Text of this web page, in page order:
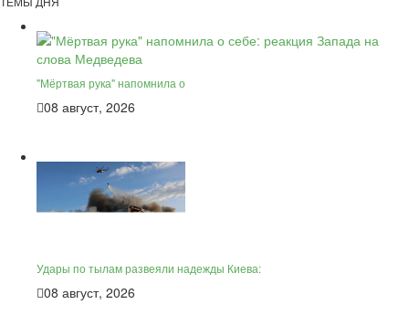
"Мёртвая рука" напомнила о
08 август, 2026
Удары по тылам развеяли надежды Киева:
08 август, 2026